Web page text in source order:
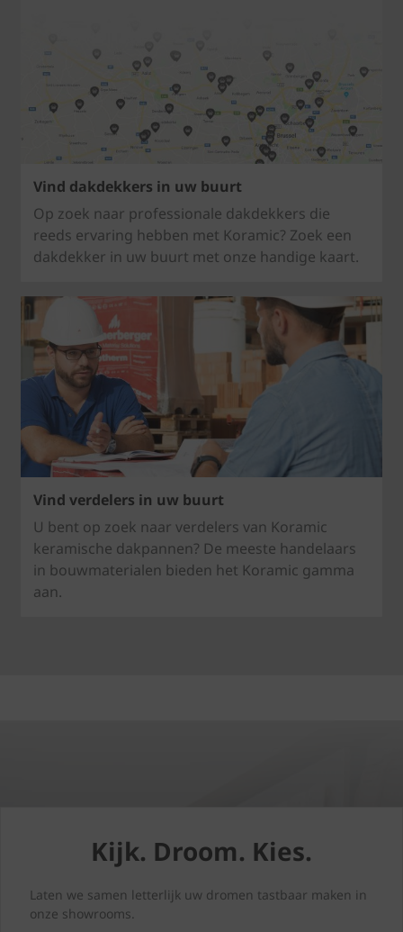
Vind dakdekkers in uw buurt
Op zoek naar professionale dakdekkers die
reeds ervaring hebben met Koramic? Zoek een
dakdekker in uw buurt met onze handige kaart.
Vind verdelers in uw buurt
U bent op zoek naar verdelers van Koramic
keramische dakpannen? De meeste handelaars
in bouwmaterialen bieden het Koramic gamma
aan.
Kijk. Droom. Kies.
Laten we samen letterlijk uw dromen tastbaar maken in
onze showrooms.